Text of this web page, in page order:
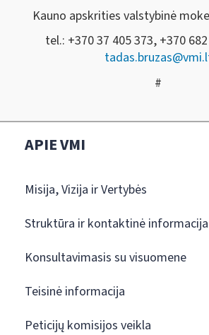
Kauno apskrities valstybinė
tel.: +370 37 405 373, +370
#
APIE VMI
Misija, Vizija ir Vertybės
Struktūra ir kontaktinė informacija
Konsultavimasis su visuomene
Teisinė informacija
Peticijų komisijos veikla